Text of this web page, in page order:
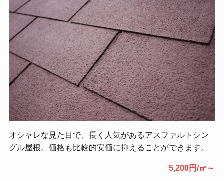
オシャレな見た目で、長く人気があるアスファルトシン
グル屋根。価格も比較的安価に抑えることができます。
5,200円/㎡～